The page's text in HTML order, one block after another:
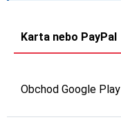
Karta nebo PayPal
Obchod Google Play